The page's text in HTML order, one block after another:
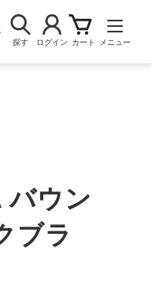
探す ログイン カート メニュー
バウン
ブラ